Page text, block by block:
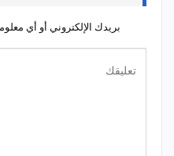
بريدك الإلكتروني أو أي